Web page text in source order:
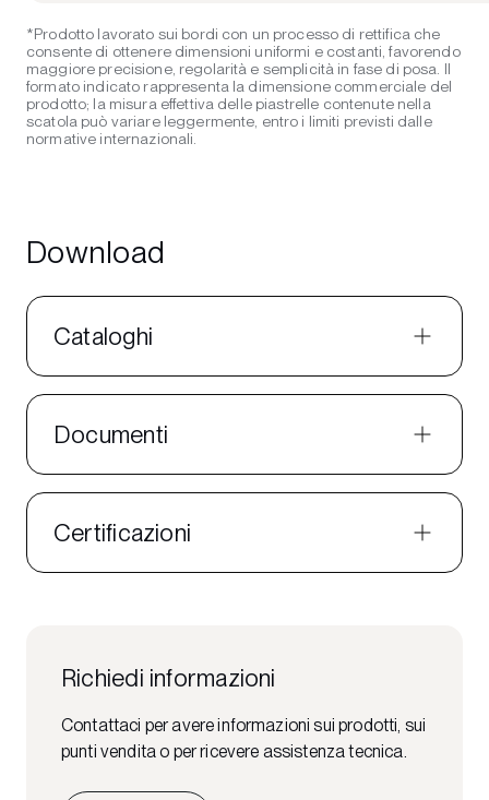
*Prodotto lavorato sui bordi con un processo di rettifica che
consente di ottenere dimensioni uniformi e costanti, favorendo
maggiore precisione, regolarità e semplicità in fase di posa. Il
formato indicato rappresenta la dimensione commerciale del
prodotto; la misura effettiva delle piastrelle contenute nella
scatola può variare leggermente, entro i limiti previsti dalle
normative internazionali.
Download
Cataloghi
Documenti
Certificazioni
Richiedi informazioni
Contattaci per avere informazioni sui prodotti, sui
punti vendita o per ricevere assistenza tecnica.